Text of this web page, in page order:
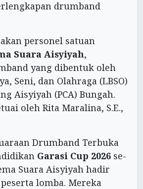
drumband
personel satuan
Suara Aisyiyah,
yang dibentuk oleh
Seni, dan Olahraga (LBSO)
Aisyiyah (PCA) Bungah.
oleh Rita Maralina, S.E.,
Drumband Terbuka
Garasi Cup 2026 se-
Suara Aisyiyah hadir
lomba. Mereka